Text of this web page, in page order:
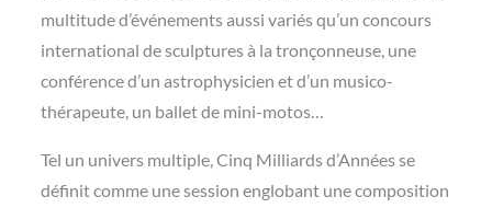
multitude d’événements aussi variés qu’un concours
international de sculptures à la tronçonneuse, une
conférence d’un astrophysicien et d’un musico-
thérapeute, un ballet de mini-motos…
Tel un univers multiple, Cinq Milliards d’Années se
définit comme une session englobant une composition